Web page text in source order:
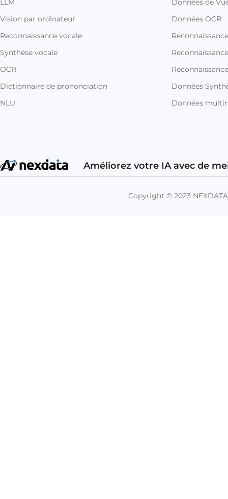
LLM
Vision par ordinateur
Reconnaissance vocale
Synthèse vocale
OCR
Dictionnaire de prononciation
NLU
Données de
Données OCR
Données
Données
Améliorez votre IA avec de
Copyright © 2023 NEXDATA